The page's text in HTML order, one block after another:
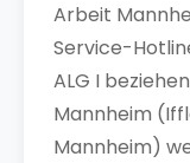
Arbeit
Service-
ALG I
Mannheim
Mannheim)